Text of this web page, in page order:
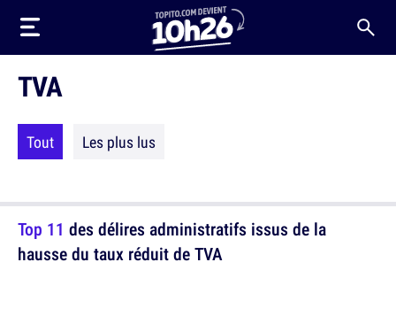
TVA
Tout Les plus lus
Top 11 des délires administratifs issus de la
hausse du taux réduit de TVA